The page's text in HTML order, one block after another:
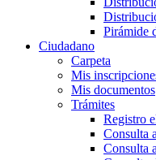
Pirámide
Ciudadano
Carpeta
Mis
Mis documentos
Trámites
Registro
Consulta
Consulta